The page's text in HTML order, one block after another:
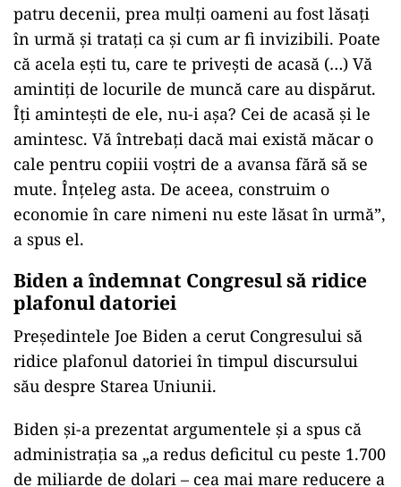
patru decenii, prea mulţi oameni au fost lăsaţi
în urmă şi trataţi ca şi cum ar fi invizibili. Poate
că acela eşti tu, care te priveşti de acasă (…) Vă
amintiţi de locurile de muncă care au dispărut.
Îţi aminteşti de ele, nu-i aşa? Cei de acasă şi le
amintesc. Vă întrebaţi dacă mai există măcar o
cale pentru copiii voştri de a avansa fără să se
mute. Înţeleg asta. De aceea, construim o
economie în care nimeni nu este lăsat în urmă”,
a spus el.
Biden a îndemnat Congresul să ridice
plafonul datoriei
Preşedintele Joe Biden a cerut Congresului să
ridice plafonul datoriei în timpul discursului
său despre Starea Uniunii.
Biden şi-a prezentat argumentele şi a spus că
administraţia sa „a redus deficitul cu peste 1.700
de miliarde de dolari – cea mai mare reducere a